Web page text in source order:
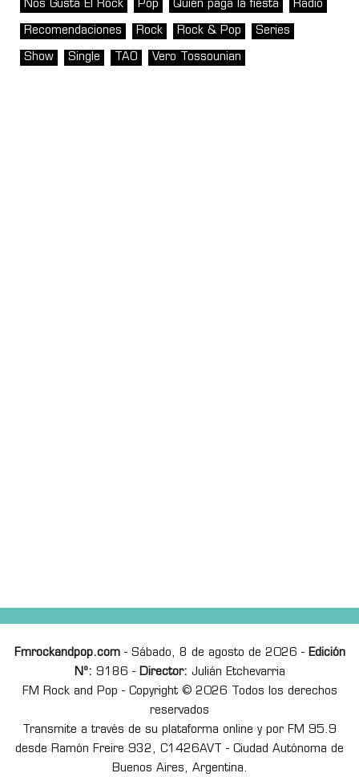
Nos Gusta El Rock Pop Quién paga la fiesta Radio
Recomendaciones Rock Rock & Pop Series
Show Single TAO Vero Tossounian
Fmrockandpop.com- Sábado, 8 de agosto de 2026 - Edición
Nº: 9186 - Director: Julián Etchevarria
FM Rock and Pop - Copyright © 2026 Todos los derechos
reservados
Transmite a través de su plataforma online y por FM 95.9
desde Ramón Freire 932, C1426AVT - Ciudad Autónoma de
Buenos Aires, Argentina.